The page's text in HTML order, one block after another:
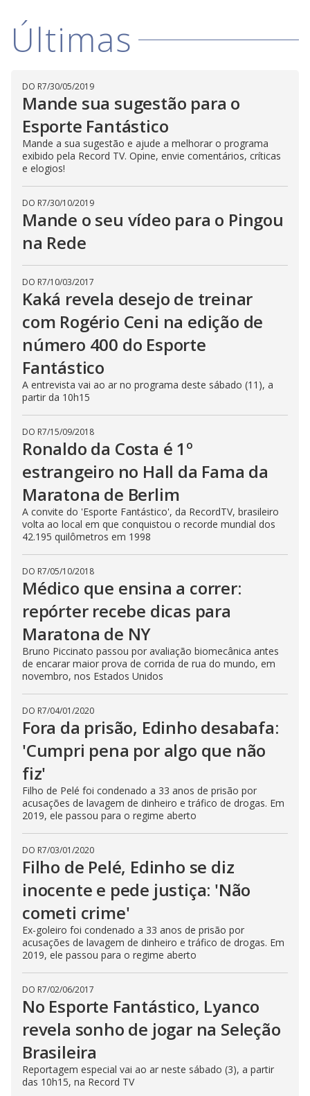
Últimas
DO R7/30/05/2019
Mande sua sugestão para o
Esporte Fantástico
Mande a sua sugestão e ajude a melhorar o programa
exibido pela Record TV. Opine, envie comentários, críticas
e elogios!
DO R7/30/10/2019
Mande o seu vídeo para o Pingou
na Rede
DO R7/10/03/2017
Kaká revela desejo de treinar
com Rogério Ceni na edição de
número 400 do Esporte
Fantástico
A entrevista vai ao ar no programa deste sábado (11), a
partir da 10h15
DO R7/15/09/2018
Ronaldo da Costa é 1º
estrangeiro no Hall da Fama da
Maratona de Berlim
A convite do 'Esporte Fantástico', da RecordTV, brasileiro
volta ao local em que conquistou o recorde mundial dos
42.195 quilômetros em 1998
DO R7/05/10/2018
Médico que ensina a correr:
repórter recebe dicas para
Maratona de NY
Bruno Piccinato passou por avaliação biomecânica antes
de encarar maior prova de corrida de rua do mundo, em
novembro, nos Estados Unidos
DO R7/04/01/2020
Fora da prisão, Edinho desabafa:
'Cumpri pena por algo que não
fiz'
Filho de Pelé foi condenado a 33 anos de prisão por
acusações de lavagem de dinheiro e tráfico de drogas. Em
2019, ele passou para o regime aberto
DO R7/03/01/2020
Filho de Pelé, Edinho se diz
inocente e pede justiça: 'Não
cometi crime'
Ex-goleiro foi condenado a 33 anos de prisão por
acusações de lavagem de dinheiro e tráfico de drogas. Em
2019, ele passou para o regime aberto
DO R7/02/06/2017
No Esporte Fantástico, Lyanco
revela sonho de jogar na Seleção
Brasileira
Reportagem especial vai ao ar neste sábado (3), a partir
das 10h15, na Record TV